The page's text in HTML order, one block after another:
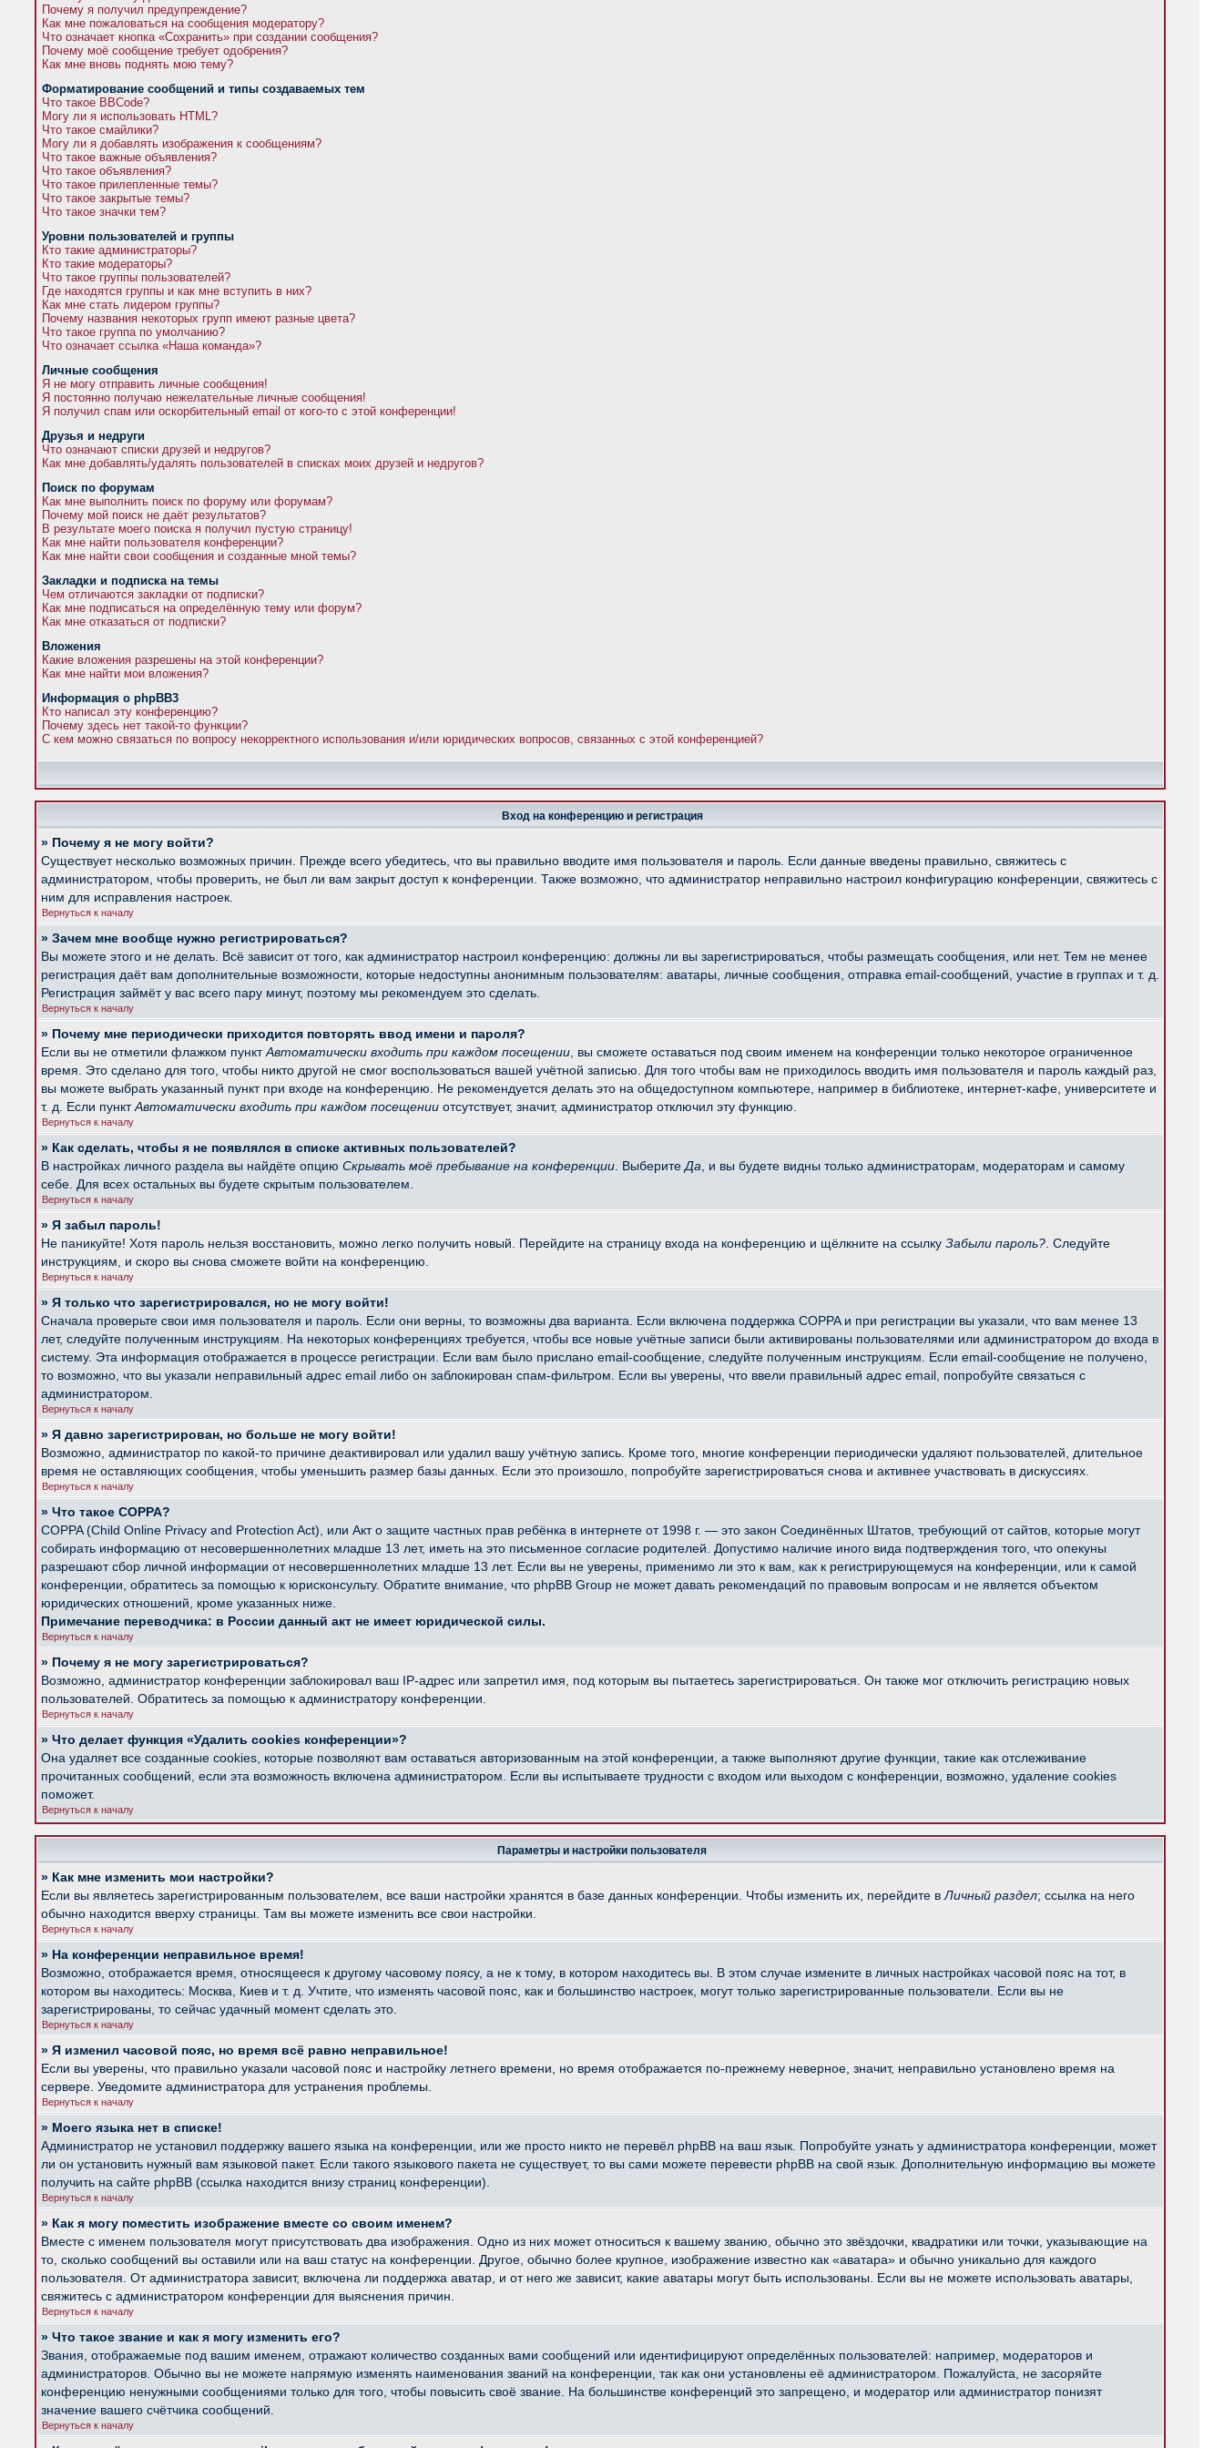
Почему я получил предупреждение?
Как мне пожаловаться на сообщения модератору?
Что означает кнопка «Сохранить» при создании сообщения?
Почему моё сообщение требует одобрения?
Как мне вновь поднять мою тему?
Форматирование сообщений и типы создаваемых тем
Что такое BBCode?
Могу ли я использовать HTML?
Что такое смайлики?
Могу ли я добавлять изображения к сообщениям?
Что такое важные объявления?
Что такое объявления?
Что такое прилепленные темы?
Что такое закрытые темы?
Что такое значки тем?
Уровни пользователей и группы
Кто такие администраторы?
Кто такие модераторы?
Что такое группы пользователей?
Где находятся группы и как мне вступить в них?
Как мне стать лидером группы?
Почему названия некоторых групп имеют разные цвета?
Что такое группа по умолчанию?
Что означает ссылка «Наша команда»?
Личные сообщения
Я не могу отправить личные сообщения!
Я постоянно получаю нежелательные личные сообщения!
Я получил спам или оскорбительный email от кого-то с этой конференции!
Друзья и недруги
Что означают списки друзей и недругов?
Как мне добавлять/удалять пользователей в списках моих друзей и недругов?
Поиск по форумам
Как мне выполнить поиск по форуму или форумам?
Почему мой поиск не даёт результатов?
В результате моего поиска я получил пустую страницу!
Как мне найти пользователя конференции?
Как мне найти свои сообщения и созданные мной темы?
Закладки и подписка на темы
Чем отличаются закладки от подписки?
Как мне подписаться на определённую тему или форум?
Как мне отказаться от подписки?
Вложения
Какие вложения разрешены на этой конференции?
Как мне найти мои вложения?
Информация о phpBB3
Кто написал эту конференцию?
Почему здесь нет такой-то функции?
С кем можно связаться по вопросу некорректного использования и/или юридических вопросов, связанных с этой конференцией?
Вход на конференцию и регистрация
» Почему я не могу войти?
Существует несколько возможных причин. Прежде всего убедитесь, что вы правильно вводите имя пользователя и пароль. Если данные введены правильно, свяжитесь с
администратором, чтобы проверить, не был ли вам закрыт доступ к конференции. Также возможно, что администратор неправильно настроил конфигурацию конференции, свяжитесь с
ним для исправления настроек.
Вернуться к началу
» Зачем мне вообще нужно регистрироваться?
Вы можете этого и не делать. Всё зависит от того, как администратор настроил конференцию: должны ли вы зарегистрироваться, чтобы размещать сообщения, или нет. Тем не менее
регистрация даёт вам дополнительные возможности, которые недоступны анонимным пользователям: аватары, личные сообщения, отправка email-сообщений, участие в группах и т. д.
Регистрация займёт у вас всего пару минут, поэтому мы рекомендуем это сделать.
Вернуться к началу
» Почему мне периодически приходится повторять ввод имени и пароля?
Если вы не отметили флажком пунктАвтоматически входить при каждом посещении , вы сможете оставаться под своим именем на конференции только некоторое ограниченное
время. Это сделано для того, чтобы никто другой не смог воспользоваться вашей учётной записью. Для того чтобы вам не приходилось вводить имя пользователя и пароль каждый раз,
вы можете выбрать указанный пункт при входе на конференцию. Не рекомендуется делать это на общедоступном компьютере, например в библиотеке, интернет-кафе, университете и
т. д. Если пунктАвтоматически входить при каждом посещении отсутствует, значит, администратор отключил эту функцию.
Вернуться к началу
» Как сделать, чтобы я не появлялся в списке активных пользователей?
В настройках личного раздела вы найдёте опцию Скрывать моё пребывание на конференции . Выберите Да , и вы будете видны только администраторам, модераторам и самому
себе. Для всех остальных вы будете скрытым пользователем.
Вернуться к началу
» Я забыл пароль!
Не паникуйте! Хотя пароль нельзя восстановить, можно легко получить новый. Перейдите на страницу входа на конференцию и щёлкните на ссылку Забыли пароль? . Следуйте
инструкциям, и скоро вы снова сможете войти на конференцию.
Вернуться к началу
» Я только что зарегистрировался, но не могу войти!
Сначала проверьте свои имя пользователя и пароль. Если они верны, то возможны два варианта. Если включена поддержка COPPA и при регистрации вы указали, что вам менее 13
лет, следуйте полученным инструкциям. На некоторых конференциях требуется, чтобы все новые учётные записи были активированы пользователями или администратором до входа в
систему. Эта информация отображается в процессе регистрации. Если вам было прислано email-сообщение, следуйте полученным инструкциям. Если email-сообщение не получено,
то возможно, что вы указали неправильный адрес email либо он заблокирован спам-фильтром. Если вы уверены, что ввели правильный адрес email, попробуйте связаться с
администратором.
Вернуться к началу
» Я давно зарегистрирован, но больше не могу войти!
Возможно, администратор по какой-то причине деактивировал или удалил вашу учётную запись. Кроме того, многие конференции периодически удаляют пользователей, длительное
время не оставляющих сообщения, чтобы уменьшить размер базы данных. Если это произошло, попробуйте зарегистрироваться снова и активнее участвовать в дискуссиях.
Вернуться к началу
» Что такое COPPA?
COPPA (Child Online Privacy and Protection Act), или Акт о защите частных прав ребёнка в интернете от 1998 г. — это закон Соединённых Штатов, требующий от сайтов, которые могут
собирать информацию от несовершеннолетних младше 13 лет, иметь на это письменное согласие родителей. Допустимо наличие иного вида подтверждения того, что опекуны
разрешают сбор личной информации от несовершеннолетних младше 13 лет. Если вы не уверены, применимо ли это к вам, как к регистрирующемуся на конференции, или к самой
конференции, обратитесь за помощью к юрисконсульту. Обратите внимание, что phpBB Group не может давать рекомендаций по правовым вопросам и не является объектом
юридических отношений, кроме указанных ниже.
Примечание переводчика: в России данный акт не имеет юридической силы.
Вернуться к началу
» Почему я не могу зарегистрироваться?
Возможно, администратор конференции заблокировал ваш IP-адрес или запретил имя, под которым вы пытаетесь зарегистрироваться. Он также мог отключить регистрацию новых
пользователей. Обратитесь за помощью к администратору конференции.
Вернуться к началу
» Что делает функция «Удалить cookies конференции»?
Она удаляет все созданные cookies, которые позволяют вам оставаться авторизованным на этой конференции, а также выполняют другие функции, такие как отслеживание
прочитанных сообщений, если эта возможность включена администратором. Если вы испытываете трудности с входом или выходом с конференции, возможно, удаление cookies
поможет.
Вернуться к началу
Параметры и настройки пользователя
» Как мне изменить мои настройки?
Если вы являетесь зарегистрированным пользователем, все ваши настройки хранятся в базе данных конференции. Чтобы изменить их, перейдите в Личный раздел; ссылка на него
обычно находится вверху страницы. Там вы можете изменить все свои настройки.
Вернуться к началу
» На конференции неправильное время!
Возможно, отображается время, относящееся к другому часовому поясу, а не к тому, в котором находитесь вы. В этом случае измените в личных настройках часовой пояс на тот, в
котором вы находитесь: Москва, Киев и т. д. Учтите, что изменять часовой пояс, как и большинство настроек, могут только зарегистрированные пользователи. Если вы не
зарегистрированы, то сейчас удачный момент сделать это.
Вернуться к началу
» Я изменил часовой пояс, но время всё равно неправильное!
Если вы уверены, что правильно указали часовой пояс и настройку летнего времени, но время отображается по-прежнему неверное, значит, неправильно установлено время на
сервере. Уведомите администратора для устранения проблемы.
Вернуться к началу
» Моего языка нет в списке!
Администратор не установил поддержку вашего языка на конференции, или же просто никто не перевёл phpBB на ваш язык. Попробуйте узнать у администратора конференции, может
ли он установить нужный вам языковой пакет. Если такого языкового пакета не существует, то вы сами можете перевести phpBB на свой язык. Дополнительную информацию вы можете
получить на сайте phpBB (ссылка находится внизу страниц конференции).
Вернуться к началу
» Как я могу поместить изображение вместе со своим именем?
Вместе с именем пользователя могут присутствовать два изображения. Одно из них может относиться к вашему званию, обычно это звёздочки, квадратики или точки, указывающие на
то, сколько сообщений вы оставили или на ваш статус на конференции. Другое, обычно более крупное, изображение известно как «аватара» и обычно уникально для каждого
пользователя. От администратора зависит, включена ли поддержка аватар, и от него же зависит, какие аватары могут быть использованы. Если вы не можете использовать аватары,
свяжитесь с администратором конференции для выяснения причин.
Вернуться к началу
» Что такое звание и как я могу изменить его?
Звания, отображаемые под вашим именем, отражают количество созданных вами сообщений или идентифицируют определённых пользователей: например, модераторов и
администраторов. Обычно вы не можете напрямую изменять наименования званий на конференции, так как они установлены её администратором. Пожалуйста, не засоряйте
конференцию ненужными сообщениями только для того, чтобы повысить своё звание. На большинстве конференций это запрещено, и модератор или администратор понизят
значение вашего счётчика сообщений.
Вернуться к началу